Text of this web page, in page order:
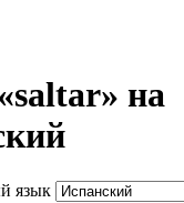
на
язык